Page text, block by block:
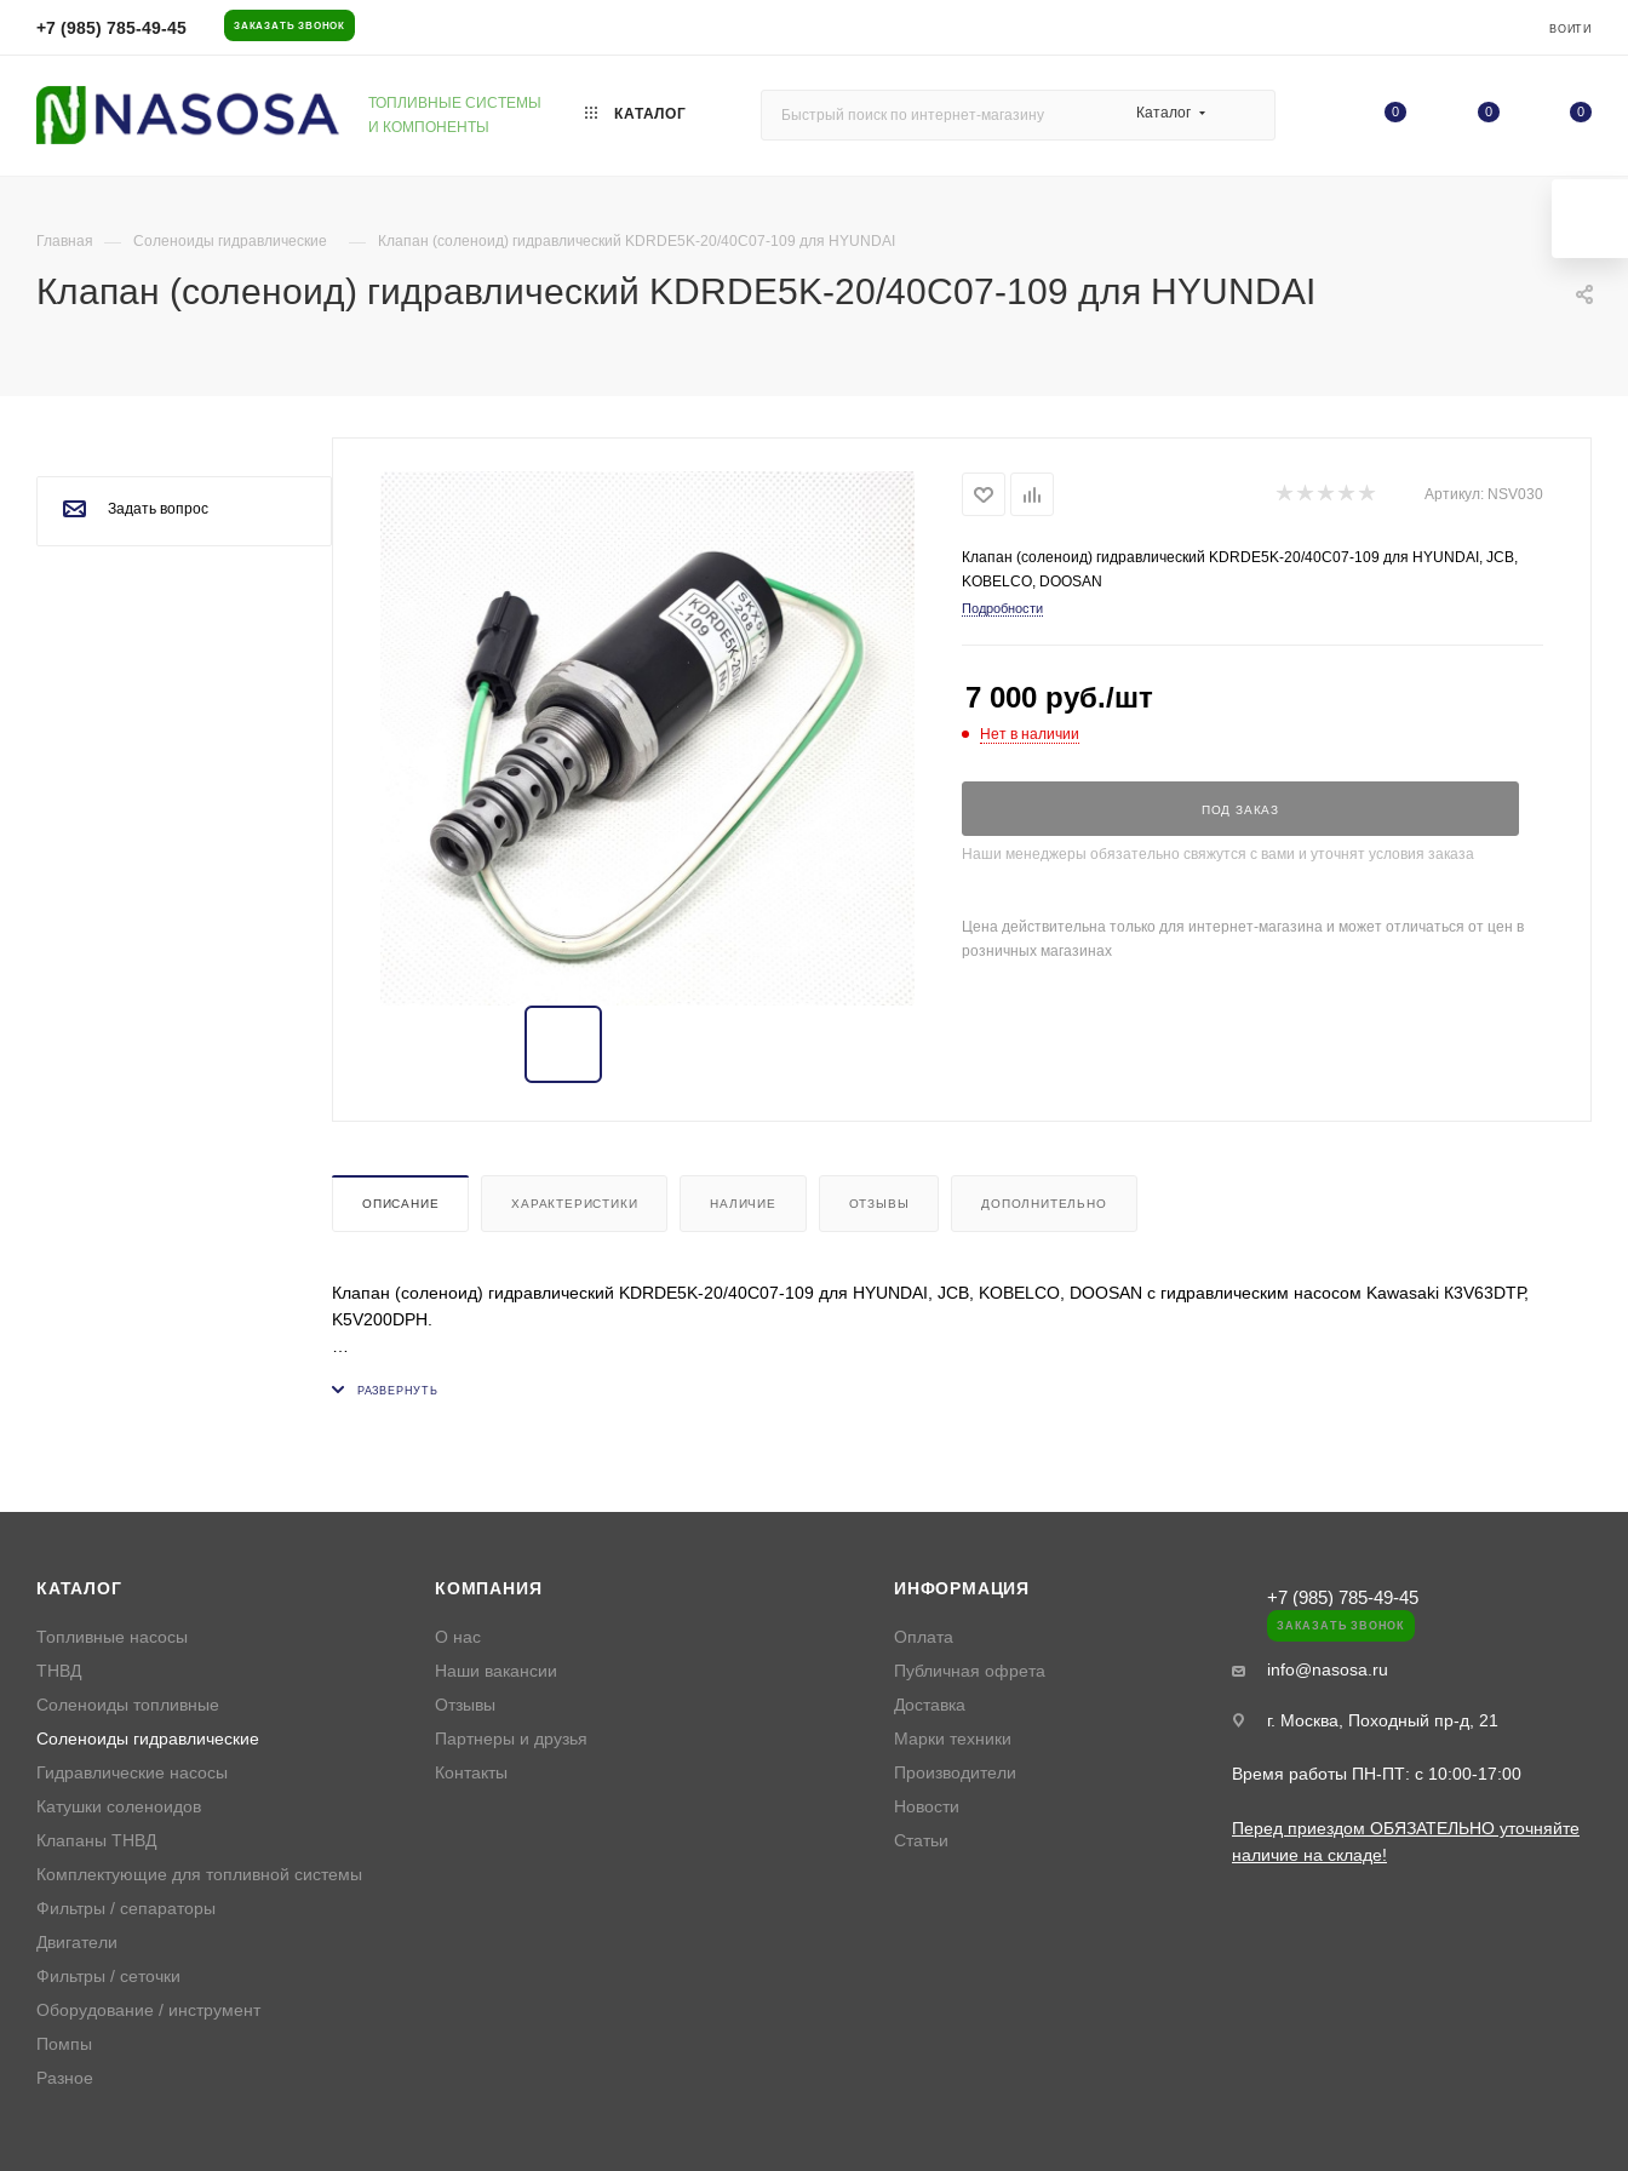
+7 (985) 785-49-45 ЗАКАЗАТЬ ЗВОНОК ВОЙТИ
ТОПЛИВНЫЕ СИСТЕМЫ
И КОМПОНЕНТЫ
КАТАЛОГ Каталог 0 0 0
Главная — Соленоиды гидравлические — Клапан (соленоид) гидравлический KDRDE5K-20/40C07-109 для HYUNDAI
Клапан (соленоид) гидравлический KDRDE5K-20/40C07-109 для HYUNDAI
Артикул: NSV030
Клапан (соленоид) гидравлический KDRDE5K-20/40C07-109 для HYUNDAI, JCB,
KOBELCO, DOOSAN
Подробности
7 000 руб./шт
Нет в наличии
ПОД ЗАКАЗ
Наши менеджеры обязательно свяжутся с вами и уточнят условия заказа
Цена действительна только для интернет-магазина и может отличаться от цен в
розничных магазинах
ОПИСАНИЕ ХАРАКТЕРИСТИКИ НАЛИЧИЕ ОТЗЫВЫ ДОПОЛНИТЕЛЬНО
Клапан (соленоид) гидравлический KDRDE5K-20/40C07-109 для HYUNDAI, JCB, KOBELCO, DOOSAN с гидравлическим насосом Kawаsаki К3V63DТР,
K5V200DPH.
R215-7 R200-5 R220-5 НW140 HW160 НW180 HW210 HX140 L HХ140 LС НХ160 L НХ210S НХ220 L НХ220 NL НХ235 LСR НХ260 L НХ380 L НХ430L НХ480 L
R480LС-9МН R480LС-9 R480LС-9А R480LС-9S R500LС-7 R500LС-7А R520LС-9 R520LС-9А R520LС-9S R700LС-9 R800-7А FS R800LС-9 R800LС-7А
R800LС-9 FS R850LС-9 R850LС-9 FS 33НDLL R130W3 R160LС3 R200W2 R200W3 R210LС3 R210LС3Н R210LС3LL R250LС3 R320LС3
SK200-3 DOOSAN: DН200-7
OEM: KDRDE5К-20/40С07-109, SKX5P-17-208, КDRDE5K2040C07, V9406285784, XJВN-00382, JСB 20/950631, HDPR3S-40A (НРRS3S-40А1-201), 20950631,
Задать вопрос
КАТАЛОГ
Топливные насосы
ТНВД
Соленоиды топливные
Соленоиды гидравлические
Гидравлические насосы
Катушки соленоидов
Клапаны ТНВД
Комплектующие для топливной системы
Фильтры / сепараторы
Двигатели
Фильтры / сеточки
Оборудование / инструмент
Помпы
Разное
КОМПАНИЯ
О нас
Наши вакансии
Отзывы
Партнеры и друзья
Контакты
ИНФОРМАЦИЯ
Оплата
Публичная офрета
Доставка
Марки техники
Производители
Новости
Статьи
+7 (985) 785-49-45
ЗАКАЗАТЬ ЗВОНОК
info@nasosa.ru
г. Москва, Походный пр-д, 21
Время работы ПН-ПТ: с 10:00-17:00
Перед приездом ОБЯЗАТЕЛЬНО уточняйте
наличие на складе!